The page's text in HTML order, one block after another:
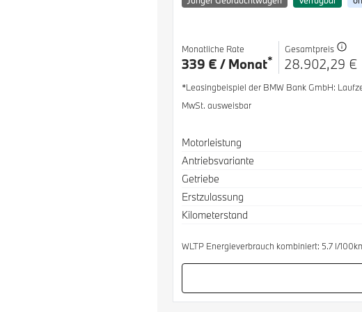
Monatliche Rate
339 € / Monat*
Gesamtpreis
28.902,29 €
*Leasingbeispiel der BMW Bank GmbH:
MwSt. ausweisbar
Spezifikation
Motorleistung
Antriebsvariante
Getriebe
Erstzulassung
Kilometerstand
WLTP Energieverbrauch kombiniert: 5.7 l/